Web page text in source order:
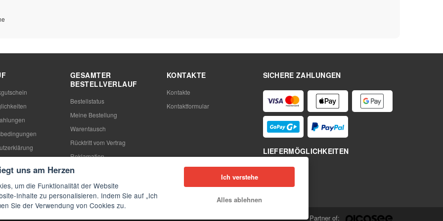
SICHERE ZAHLUNGEN
LIEFERMÖGLICHKEITEN
GESAMTER
BESTELLVERLAUF
Bestellstatus
Meine Bestellung
Warentausch
Rücktritt vom Vertrag
Reklamation
KONTAKTE
Kontakte
Kontaktformular
Partner of:
uns am Herzen
um die Funktionalität der Website
Inhalte zu personalisieren. Indem Sie auf „Ich
Sie der Verwendung von Cookies zu.
Ich verstehe
Alles ablehnen